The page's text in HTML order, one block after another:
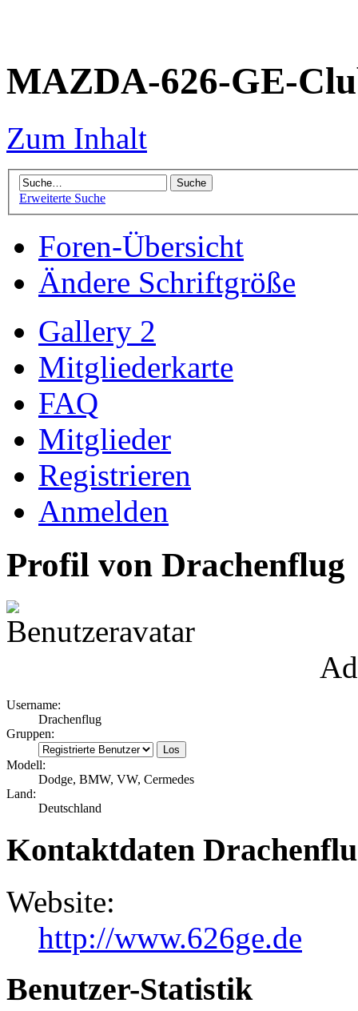
MAZDA-626-GE-
Zum Inhalt
Erweiterte Suche
Foren-Übersicht
Ändere Schriftgröße
Gallery 2
Mitgliederkarte
FAQ
Mitglieder
Registrieren
Anmelden
Profil von Drachenflug
Username:
Drachenflug
Gruppen:
Modell:
Dodge, BMW, VW, Cermedes
Land:
Deutschland
Kontaktdaten
Website:
http://www.626ge.de
Benutzer-Statistik